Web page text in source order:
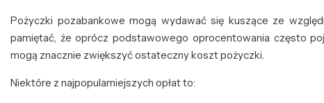
Pożyczki pozabankowe mogą wydawać się kuszące ze
pamiętać, że oprócz podstawowego oprocentowania często
mogą znacznie zwiększyć ostateczny koszt pożyczki.
Niektóre z najpopularniejszych opłat to: